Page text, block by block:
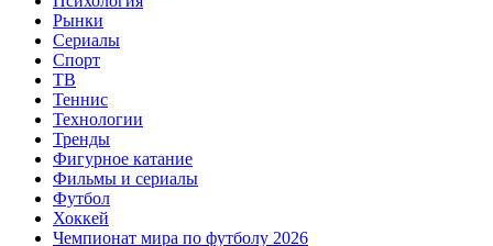
Рынки
Сериалы
Спорт
ТВ
Теннис
Технологии
Тренды
Фигурное катание
Фильмы и сериалы
Футбол
Хоккей
Чемпионат мира по футболу 2026